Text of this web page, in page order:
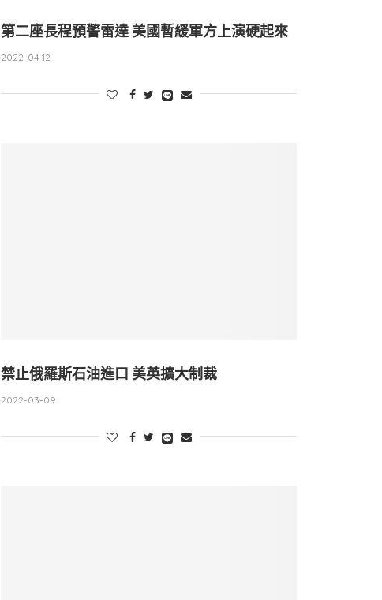
第二座長程預警雷達 美國暫緩軍方上演硬起來
2022-04-12
禁止俄羅斯石油進口 美英擴大制裁
2022-03-09